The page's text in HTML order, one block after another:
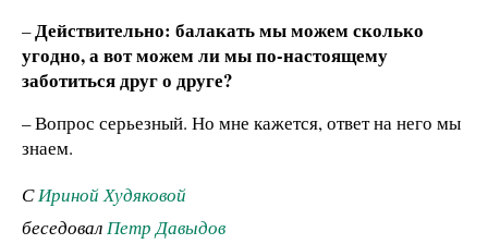
–Действительно: балакать мы можем сколько
угодно, а вот можем ли мы по-настоящему
заботиться друг о друге?
– Вопрос серьезный. Но мне кажется, ответ на него мы
знаем.
СИриной Худяковой
беседовалПетр Давыдов